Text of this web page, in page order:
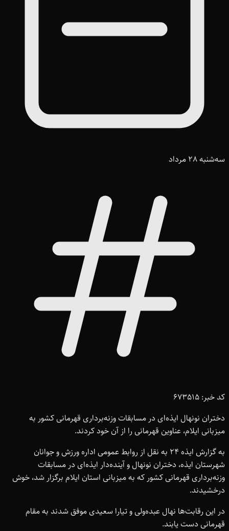
سه‌شنبه 28 مرداد
کد خبر: 673515
دختران نونهال ایذه‌ای در مسابقات وزنه‌برداری قهرمانی کشور به
میزبانی ایلام، عناوین قهرمانی را از آن خود کردند.
به گزارش ایذه ۲۴ به نقل از روابط عمومی اداره ورزش و جوانان
شهرستان ایذه، دختران نونهال و آینده‌دار ایذه‌ای در مسابقات
وزنه‌برداری قهرمانی کشور که به میزبانی استان ایلام برگزار شد، خوش
درخشیدند.
در این رقابت‌ها نهال عبده‌ولی و تیارا سعیدی موفق شدند به مقام
قهرمانی دست یابند.